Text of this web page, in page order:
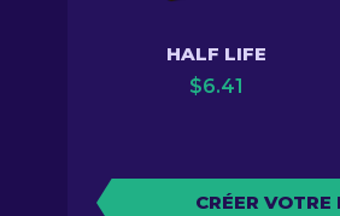
HALF LIFE
$6.41
CRÉER